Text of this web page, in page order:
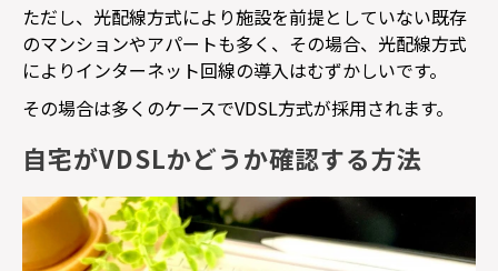
ただし、光配線方式により施設を前提としていない既存
のマンションやアパートも多く、その場合、光配線方式
によりインターネット回線の導入はむずかしいです。
その場合は多くのケースでVDSL方式が採用されます。
自宅がVDSLかどうか確認する方法